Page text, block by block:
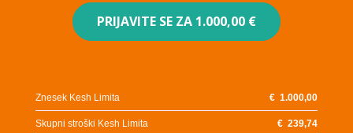
PRIJAVITE SE ZA 1.000,00 €
Znesek Kesh Limita €1.000,00
Skupni stroški Kesh Limita €239,74